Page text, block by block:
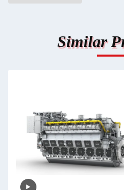
Similar